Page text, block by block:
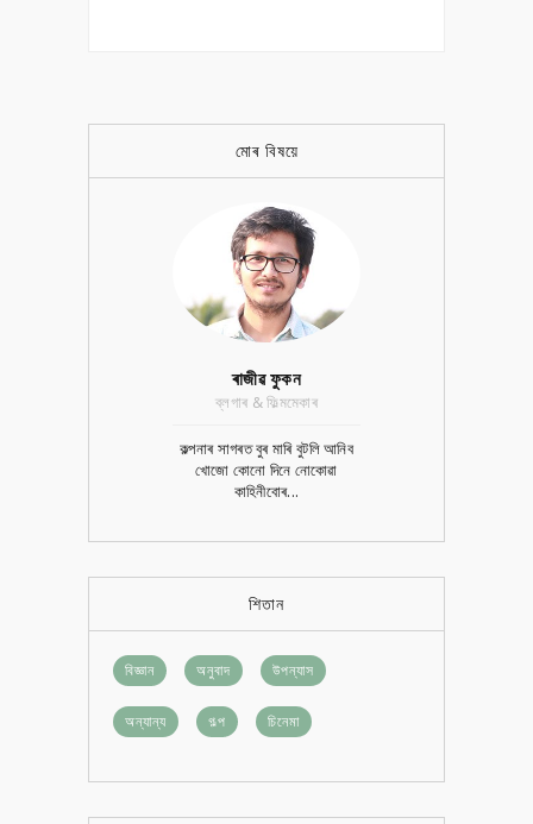
মোৰ বিষয়ে
ৰাজীৱ ফুকন
ব্লগাৰ & ফিল্মমেকাৰ
কল্পনাৰ সাগৰত বুৰ মাৰি বুটলি আনিব
খোজো কোনো দিনে নোকোৱা
কাহিনীবোৰ...
শিতান
বিজ্ঞান অনুবাদ উপন্যাস
অন্যান্য গল্প চিনেমা